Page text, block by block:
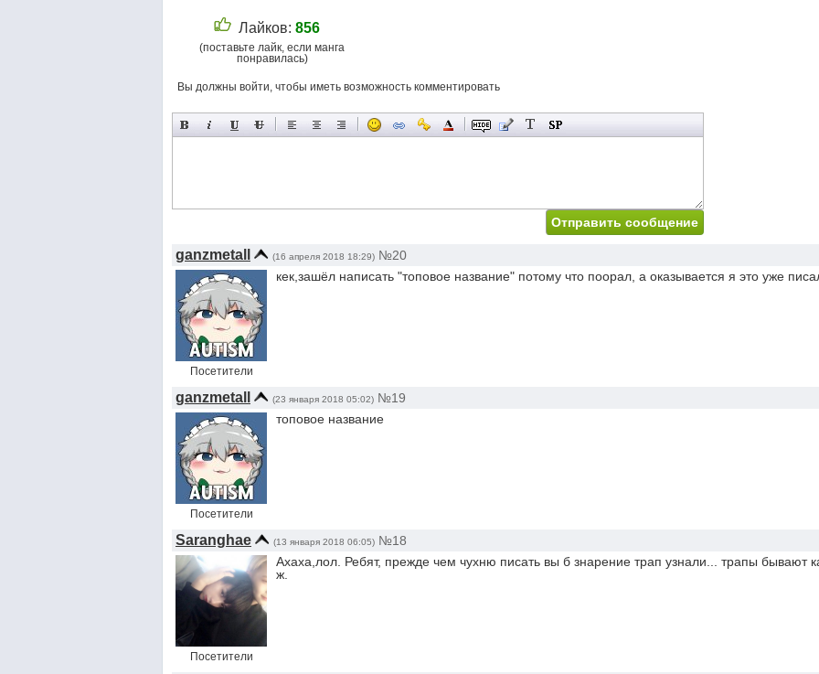
Лайков: 856
(поставьте лайк, если манга
понравилась)
Вы должны войти, чтобы иметь возможность комментировать
ganzmetall (16 апреля 2018 18:29) №20
Посетители
кек,зашёл написать "топовое название" потому что поорал, а оказывается я это уже
ganzmetall (23 января 2018 05:02) №19
Посетители
топовое название
Saranghae (13 января 2018 06:05) №18
Посетители
Ахаха,лол. Ребят, прежде чем чухню писать вы б знарение трап узнали... трапы бывают
ж.